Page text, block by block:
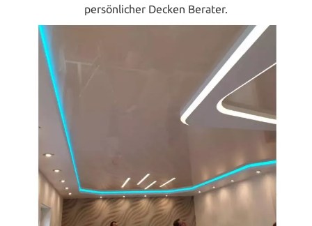
persönlicher Decken Berater.